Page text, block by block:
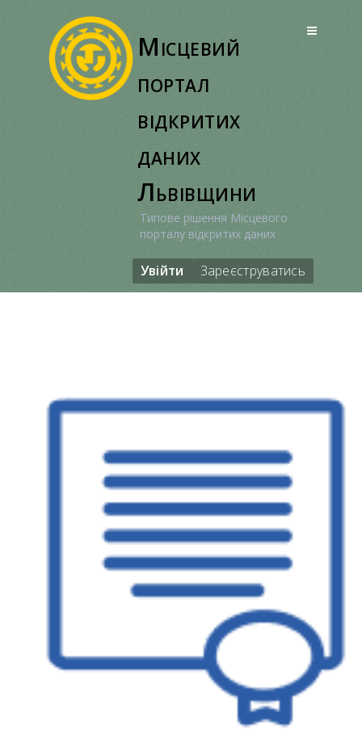
Місцевий
портал
відкритих
даних
Львівщини
Типове рішення Місцевого
порталу відкритих даних
Увійти Зареєструватись